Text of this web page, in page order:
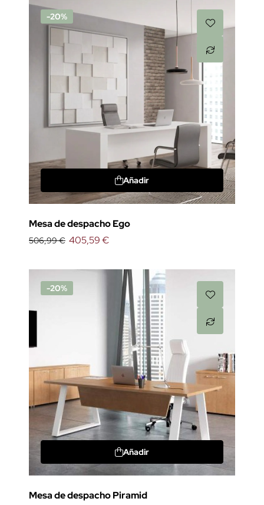
-20%
Añadir
Mesa de despacho Ego
506,99 € 405,59 €
-20%
Añadir
Mesa de despacho Piramid